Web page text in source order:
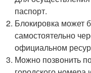
паспорт.
Блокировка может
самостоятельно
официальном
Можно позвонить